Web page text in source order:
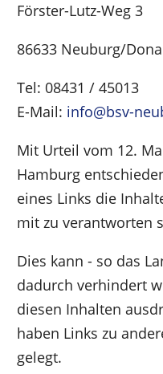
Förster-Lutz-Weg 3
86633 Neuburg/
Tel: 08431 / 45013
E-Mail: info@bsv-
Mit Urteil vom 12.
Hamburg
eines Links die
mit zu verantworten
Dies kann - so das
dadurch verhindert
diesen Inhalten
haben Links zu
gelegt.